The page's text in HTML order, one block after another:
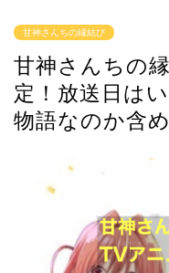
甘神さんちの縁結び
甘神さんちの
定！放送日は
物語なのか含